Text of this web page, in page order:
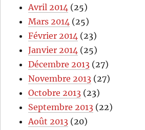
Avril 2014 (25)
Mars 2014 (25)
Février 2014 (23)
Janvier 2014 (25)
Décembre 2013 (27)
Novembre 2013 (27)
Octobre 2013 (23)
Septembre 2013 (22)
Août 2013 (20)